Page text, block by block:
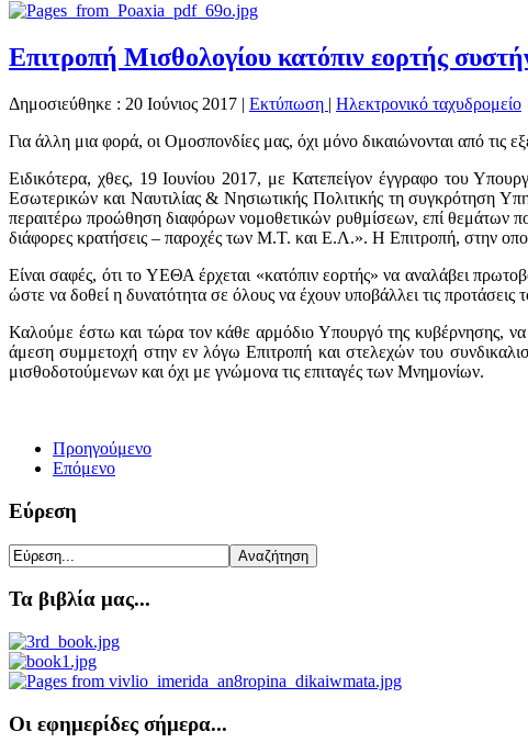
Επιτροπή Μισθολογίου κατόπιν εορτής
Δημοσιεύθηκε : 20 Ιούνιος 2017 | Εκτύπωση | Ηλεκτρονικό ταχυδρομείο
Για άλλη μια φορά, οι Ομοσπονδίες μας, όχι μόνο δικαιώνονται από τις
Ειδικότερα, χθες, 19 Ιουνίου 2017, με Κατεπείγον έγγραφο του
Εσωτερικών και Ναυτιλίας & Νησιωτικής Πολιτικής τη συγκρότηση
περαιτέρω προώθηση διαφόρων νομοθετικών ρυθμίσεων, επί θεμάτων
διάφορες κρατήσεις – παροχές των Μ.Τ. και Ε.Λ.». Η Επιτροπή, στην
Είναι σαφές, ότι το ΥΕΘΑ έρχεται «κατόπιν εορτής» να αναλάβει
ώστε να δοθεί η δυνατότητα σε όλους να έχουν υποβάλλει τις
Καλούμε έστω και τώρα τον κάθε αρμόδιο Υπουργό της κυβέρνησης, να
άμεση συμμετοχή στην εν λόγω Επιτροπή και στελεχών του
μισθοδοτούμενων και όχι με γνώμονα τις επιταγές των Μνημονίων.
Προηγούμενο
Επόμενο
Εύρεση
Τα βιβλία μας...
Οι εφημερίδες σήμερα...